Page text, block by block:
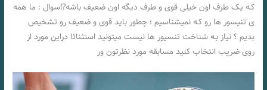
کـه یک طرف اون خیلی قوی و طرف دیگه اون ضعیف باشه⁉️سوال : ما همه
ی تنیسور ها رو کـه نمیشناسیم ؛ چطور باید قوی و ضعیف رو تشخیص
بدیم ؟ نیاز بـه شناخت تنسیور ها نیست میتونید استثنائا دراین مورد از
روی ضریب انتخاب کنید مسابقه مورد نظرتون ور